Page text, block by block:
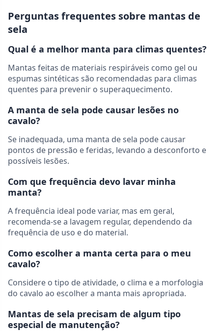
Perguntas frequentes sobre mantas de
sela
Qual é a melhor manta para climas quentes?
Mantas feitas de materiais respiráveis como gel ou
espumas sintéticas são recomendadas para climas
quentes para prevenir o superaquecimento.
A manta de sela pode causar lesões no
cavalo?
Se inadequada, uma manta de sela pode causar
pontos de pressão e feridas, levando a desconforto e
possíveis lesões.
Com que frequência devo lavar minha
manta?
A frequência ideal pode variar, mas em geral,
recomenda-se a lavagem regular, dependendo da
frequência de uso e do material.
Como escolher a manta certa para o meu
cavalo?
Considere o tipo de atividade, o clima e a morfologia
do cavalo ao escolher a manta mais apropriada.
Mantas de sela precisam de algum tipo
especial de manutenção?